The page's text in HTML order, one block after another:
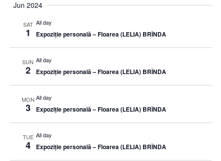
Jun 2024
SAT
1
All day
Expoziție personală – Floarea (LELIA) BRÎNDA
SUN
2
All day
Expoziție personală – Floarea (LELIA) BRÎNDA
MON
3
All day
Expoziție personală – Floarea (LELIA) BRÎNDA
TUE
4
All day
Expoziție personală – Floarea (LELIA) BRÎNDA